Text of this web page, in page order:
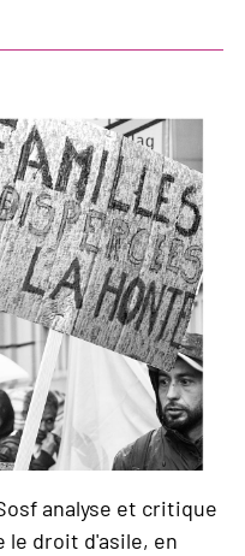
analyse et critique
le droit d'asile, en